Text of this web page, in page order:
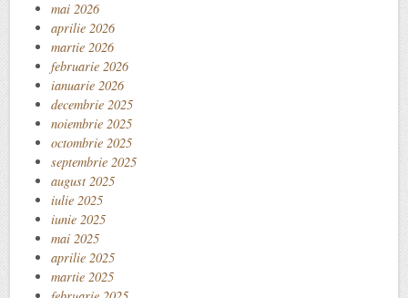
mai 2026
aprilie 2026
martie 2026
februarie 2026
ianuarie 2026
decembrie 2025
noiembrie 2025
octombrie 2025
septembrie 2025
august 2025
iulie 2025
iunie 2025
mai 2025
aprilie 2025
martie 2025